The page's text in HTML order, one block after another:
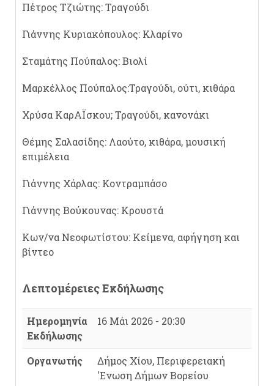
Πέτρος Τζιώτης: Τραγούδι
Γιάννης Κυριακόπουλος: Κλαρίνο
Σταμάτης Πούπαλος: Βιολί
Μαρκέλλος Πούπαλος:Τραγούδι, ούτι, κιθάρα
Χρύσα ΚαρΑΪσκου; Τραγούδι, κανονάκι
Θέμης Σαλασίδης: Λαούτο, κιθάρα, μουσική
επιμέλεια
Γιάννης Χάρλας: Κοντραμπάσο
Γιάννης Βούκουνας: Κρουστά
Κων/να Νεοφωτίστου: Κείμενα, αφήγηση και
βίντεο
Λεπτομέρειες Εκδήλωσης
Ημερομηνία
Εκδήλωσης
16 Μάι 2026 - 20:30
Οργανωτής
Δήμος Χίου, Περιφερειακή
'Ενωση Δήμων Βορείου